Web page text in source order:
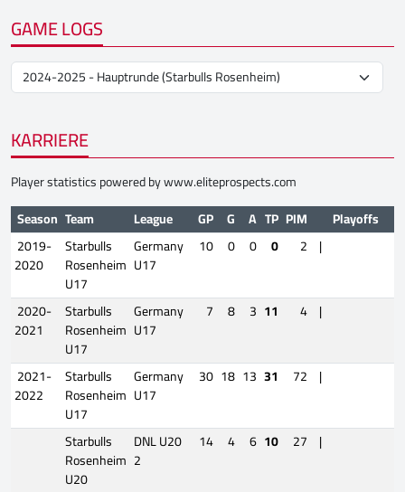
GAME LOGS
KARRIERE
Player statistics powered bywww.eliteprospects.com
Season Team League GP G A TP PIM
Playoffs
2019-
2020
Starbulls
Rosenheim
U17
Germany
U17
10 0 0 0 2 |
2020-
2021
Starbulls
Rosenheim
U17
Germany
U17
7 8 3 11 4 |
2021-
2022
Starbulls
Rosenheim
U17
Germany
U17
30 18 13 31 72 |
Starbulls
Rosenheim
U20
DNL U20
2
14 4 6 10 27 |